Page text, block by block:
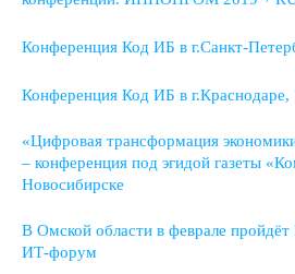
Конференция Код ИБ в г.Санкт-
Конференция Код ИБ в г.Краснодаре,
«Цифровая трансформация
– конференция под эгидой газеты
Новосибирске
В Омской области в феврале
ИТ-форум